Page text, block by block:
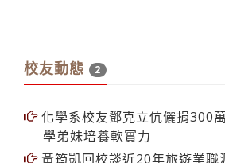
學弟妹培養軟實力
黃筠凱回校談近20年旅遊業職涯